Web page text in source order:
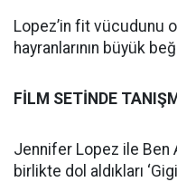
Lopez’in fit vücudunu
hayranlarının büyük
FİLM SETİNDE
Jennifer Lopez ile Ben
birlikte dol aldıkları